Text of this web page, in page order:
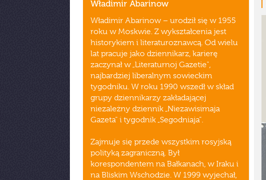
Władimir Abarinow
Władimir Abarinow – urodził się w 1955
roku w Moskwie. Z wykształcenia jest
historykiem i literaturoznawcą. Od wielu
lat pracuje jako dziennikarz, karierę
zaczynał w „Literaturnoj Gazetie",
najbardziej liberalnym sowieckim
tygodniku. W roku 1990 wszedł w skład
grupy dziennikarzy zakładającej
niezależny dziennik „Niezawisimaja
Gazeta" i tygodnik „Segodniaja".
Zajmuje się przede wszystkim rosyjską
polityką zagraniczną. Był
korespondentem na Bałkanach, w Iraku i
na Bliskim Wschodzie. W 1999 wyjechał,